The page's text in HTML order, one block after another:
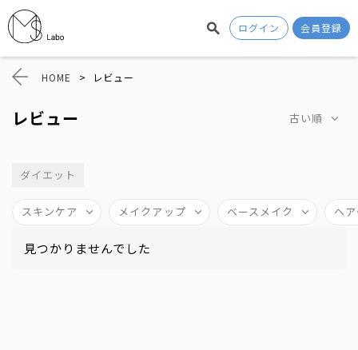
ログイン 会員登録
HOME > レビュー
レビュー 古い順
ダイエット
スキンケア メイクアップ ベースメイク ヘ
見つかりませんでした